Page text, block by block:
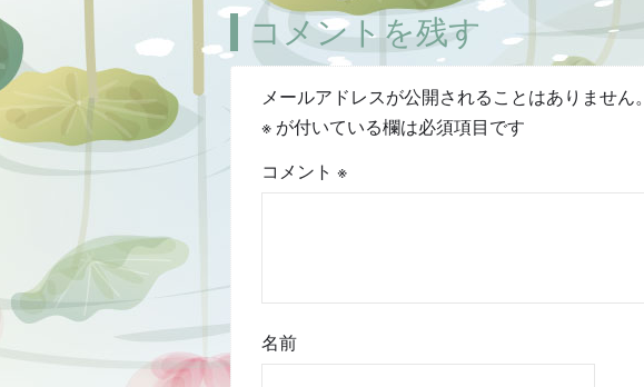
コメントを残す
メールアドレスが公開されることはありません。
※ が付いている欄は必須項目です
コメント※
名前